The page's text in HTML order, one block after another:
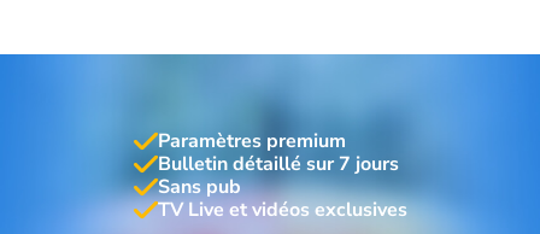
Paramètres premium
Bulletin détaillé sur 7 jours
Sans pub
TV Live et vidéos exclusives